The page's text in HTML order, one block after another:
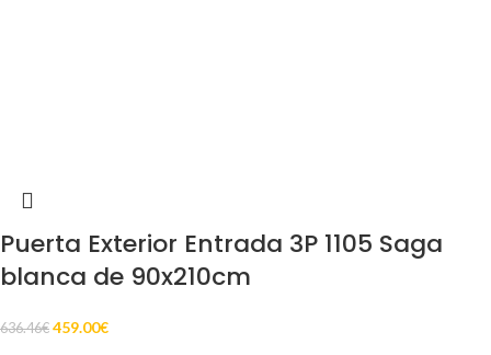
Puerta Exterior Entrada 3P 1105 Saga
blanca de 90x210cm
636.46€ 459.00€